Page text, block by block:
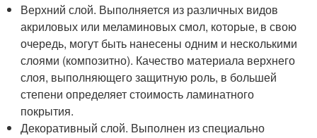
Верхний слой. Выполняется из различных видов
акриловых или меламиновых смол, которые, в свою
очередь, могут быть нанесены одним и несколькими
слоями (композитно). Качество материала верхнего
слоя, выполняющего защитную роль, в большей
степени определяет стоимость ламинатного
покрытия.
Декоративный слой. Выполнен из специально